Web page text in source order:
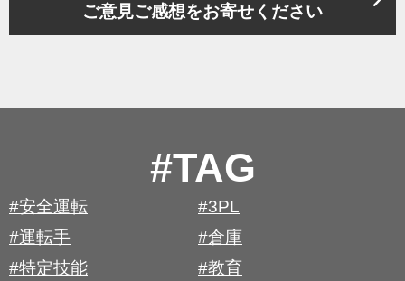
ご意見ご感想をお寄せください
#TAG
#安全運転
#3PL
#運転手
#倉庫
#特定技能
#教育